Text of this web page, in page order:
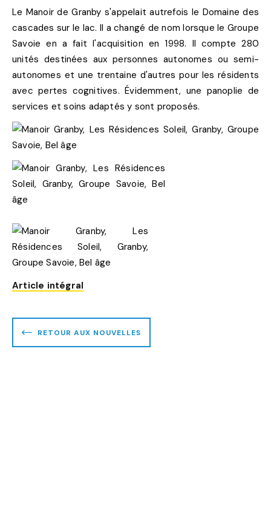
Le Manoir de Granby s'appelait autrefois le Domaine des
cascades sur le lac. Il a changé de nom lorsque le Groupe
Savoie en a fait l'acquisition en 1998. Il compte 280
unités destinées aux personnes autonomes ou semi-
autonomes et une trentaine d'autres pour les résidents
avec pertes cognitives. Évidemment, une panoplie de
services et soins adaptés y sont proposés.
Article intégral
RETOUR AUX NOUVELLES